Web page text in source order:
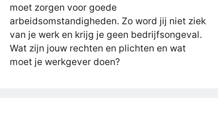
moet zorgen voor goede
arbeidsomstandigheden. Zo word jij niet ziek
van je werk en krijg je geen bedrijfsongeval.
Wat zijn jouw rechten en plichten en wat
moet je werkgever doen?